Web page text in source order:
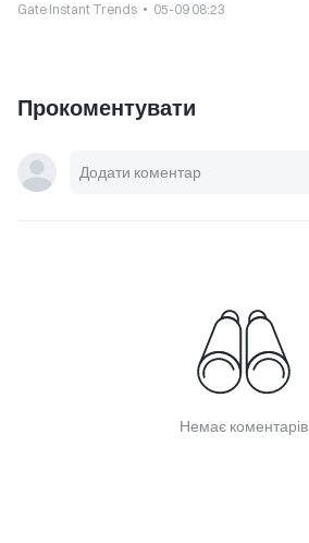
Gate Instant Trends 05-09 08:23
Прокоментувати
Немає коментарів